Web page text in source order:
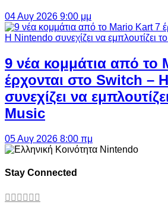
04 Αυγ 2026 9:00 μμ
9 νέα κομμάτια από το
έρχονται στο Switch –
συνεχίζει να
Music
05 Αυγ 2026 8:00 πμ
Stay Connected